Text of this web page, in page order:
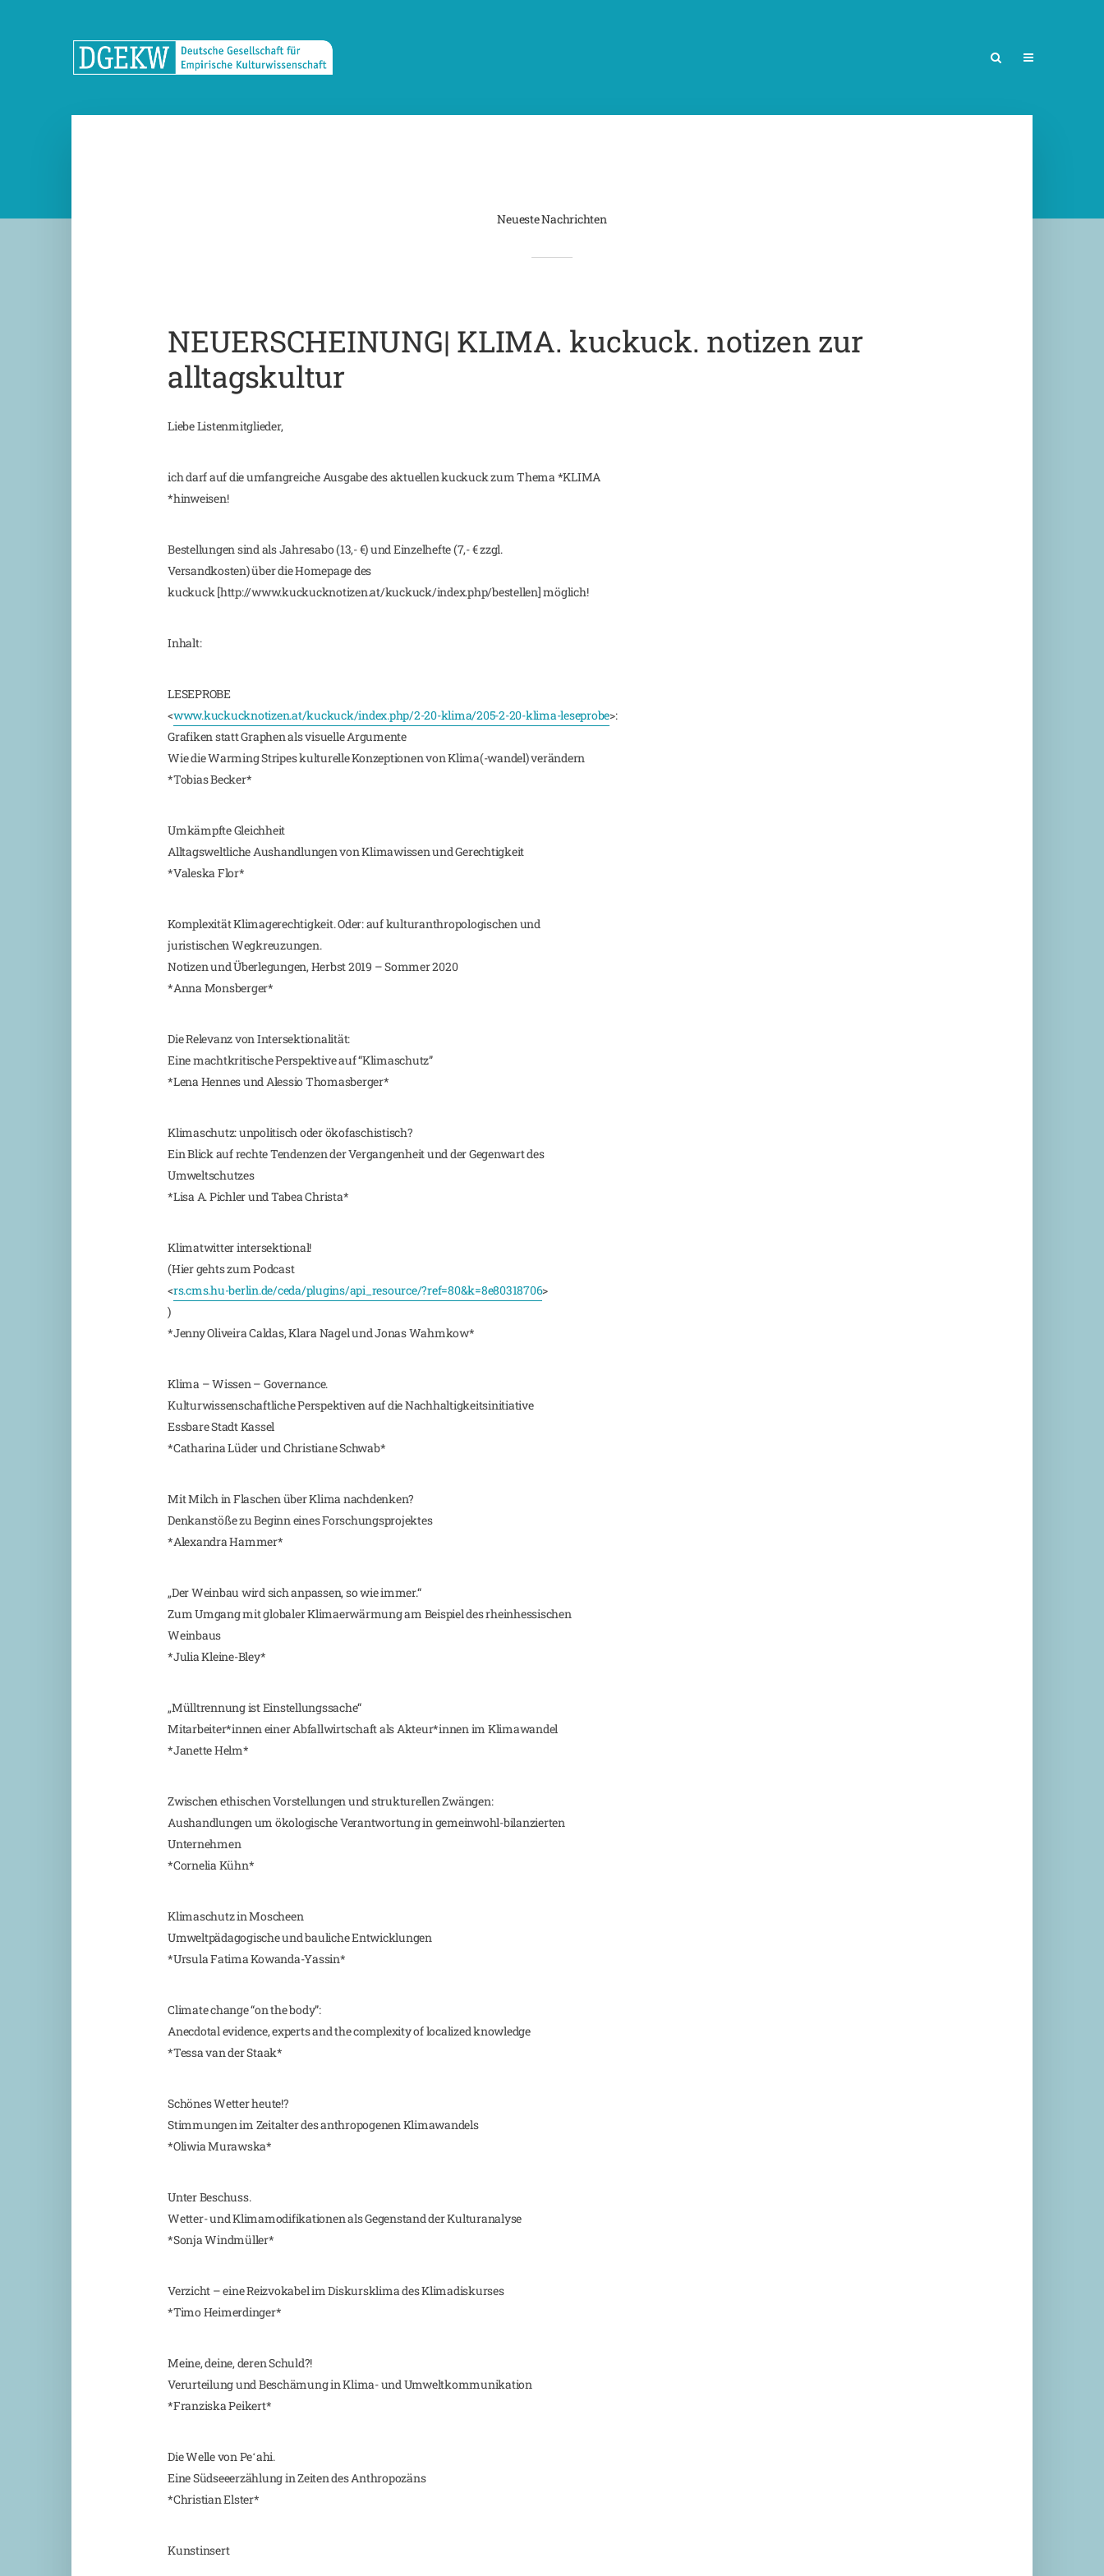
Neueste Nachrichten
NEUERSCHEINUNG| KLIMA. kuckuck. notizen zur
alltagskultur
Liebe Listenmitglieder,
ich darf auf die umfangreiche Ausgabe des aktuellen kuckuck zum Thema *KLIMA
*hinweisen!
Bestellungen sind als Jahresabo (13,- €) und Einzelhefte (7,- € zzgl.
Versandkosten) über die Homepage des
kuckuck [http://www.kuckucknotizen.at/kuckuck/index.php/bestellen] möglich!
Inhalt:
LESEPROBE
<www.kuckucknotizen.at/kuckuck/index.php/2-20-klima/205-2-20-klima-leseprobe>:
Grafiken statt Graphen als visuelle Argumente
Wie die Warming Stripes kulturelle Konzeptionen von Klima(-wandel) verändern
*Tobias Becker*
Umkämpfte Gleichheit
Alltagsweltliche Aushandlungen von Klimawissen und Gerechtigkeit
*Valeska Flor*
Komplexität Klimagerechtigkeit. Oder: auf kulturanthropologischen und
juristischen Wegkreuzungen.
Notizen und Überlegungen, Herbst 2019 – Sommer 2020
*Anna Monsberger*
Die Relevanz von Intersektionalität:
Eine machtkritische Perspektive auf “Klimaschutz”
*Lena Hennes und Alessio Thomasberger*
Klimaschutz: unpolitisch oder ökofaschistisch?
Ein Blick auf rechte Tendenzen der Vergangenheit und der Gegenwart des
Umweltschutzes
*Lisa A. Pichler und Tabea Christa*
Klimatwitter intersektional!
(Hier gehts zum Podcast
<rs.cms.hu-berlin.de/ceda/plugins/api_resource/?ref=80&k=8e80318706>
)
*Jenny Oliveira Caldas, Klara Nagel und Jonas Wahmkow*
Klima – Wissen – Governance.
Kulturwissenschaftliche Perspektiven auf die Nachhaltigkeitsinitiative
Essbare Stadt Kassel
*Catharina Lüder und Christiane Schwab*
Mit Milch in Flaschen über Klima nachdenken?
Denkanstöße zu Beginn eines Forschungsprojektes
*Alexandra Hammer*
„Der Weinbau wird sich anpassen, so wie immer.“
Zum Umgang mit globaler Klimaerwärmung am Beispiel des rheinhessischen
Weinbaus
*Julia Kleine-Bley*
„Mülltrennung ist Einstellungssache“
Mitarbeiter*innen einer Abfallwirtschaft als Akteur*innen im Klimawandel
*Janette Helm*
Zwischen ethischen Vorstellungen und strukturellen Zwängen:
Aushandlungen um ökologische Verantwortung in gemeinwohl-bilanzierten
Unternehmen
*Cornelia Kühn*
Klimaschutz in Moscheen
Umweltpädagogische und bauliche Entwicklungen
*Ursula Fatima Kowanda-Yassin*
Climate change “on the body”:
Anecdotal evidence, experts and the complexity of localized knowledge
*Tessa van der Staak*
Schönes Wetter heute!?
Stimmungen im Zeitalter des anthropogenen Klimawandels
*Oliwia Murawska*
Unter Beschuss.
Wetter- und Klimamodifikationen als Gegenstand der Kulturanalyse
*Sonja Windmüller*
Verzicht – eine Reizvokabel im Diskursklima des Klimadiskurses
*Timo Heimerdinger*
Meine, deine, deren Schuld?!
Verurteilung und Beschämung in Klima- und Umweltkommunikation
*Franziska Peikert*
Die Welle von Peʻahi.
Eine Südseeerzählung in Zeiten des Anthropozäns
*Christian Elster*
Kunstinsert